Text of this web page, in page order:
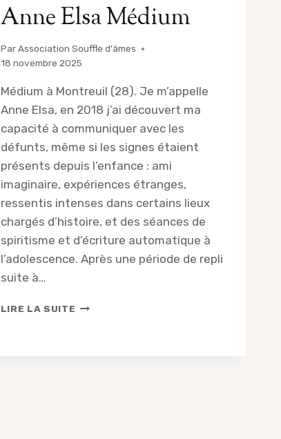
Anne Elsa Médium
Par Association Souffle d'âmes
18 novembre 2025
Médium à Montreuil (28). Je m’appelle
Anne Elsa, en 2018 j’ai découvert ma
capacité à communiquer avec les
défunts, même si les signes étaient
présents depuis l’enfance : ami
imaginaire, expériences étranges,
ressentis intenses dans certains lieux
chargés d’histoire, et des séances de
spiritisme et d’écriture automatique à
l’adolescence. Après une période de repli
suite à…
LIRE LA SUITE ANNE